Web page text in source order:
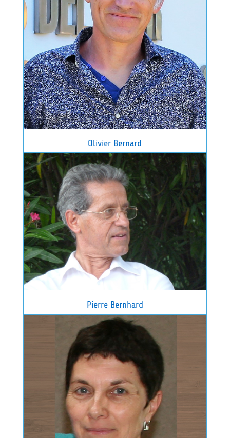
Olivier Bernard
Pierre Bernhard